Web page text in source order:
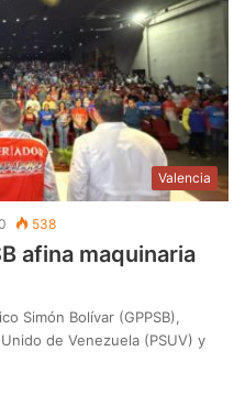
Valencia
538
afina maquinaria
Simón Bolívar (GPPSB),
de Venezuela (PSUV) y